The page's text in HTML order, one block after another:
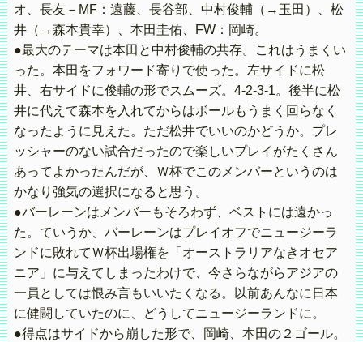
オ、長友－MF：遠藤、長谷部、中村俊輔（→玉田）、松
井（→森本貴幸）、本田圭佑、FW：岡崎。
●最大のテーマは本田と中村俊輔の共存。これはうまくい
った。本田をフォワード寄りで使った。左サイドに松
井、右サイドに俊輔の形でスムーズ。4-2-3-1。後半に松
井に代えて森本を入れてからはボールもうまく回らなく
なったように見えた。ただ松井でいいのかどうか。プレ
ッシャーのない試合だったので楽しいプレイがたくさん
あってよかったんだが、Ｗ杯でこのメンバーというのは
かなり強気の選択になると思う。
●バーレーンはメンバーもそろわず、ベストには遠かっ
た。ていうか、バーレーンはプレイオフでニュージーラ
ンドに敗れてＷ杯出場権を「オーストラリアなきオセア
ニア」に与えてしまったわけで、今さらながらアジアの
一員としては恨み言もいいたくなる。以前あんなに日本
に健闘していたのに、どうしてニュージーランドに。
●得点はサイドから崩した形で、岡崎、本田の２ゴール。